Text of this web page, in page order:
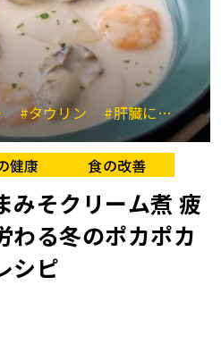
#タウリン #肝臓にやさしい
健康 食の改善
みそクリーム煮 疲
わる冬のポカポカ
シピ